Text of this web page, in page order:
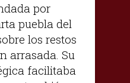
por
puebla del
los restos
arrasada. Su
facilitaba